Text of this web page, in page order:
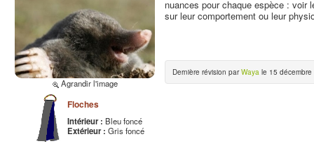
Agrandir l'image
Floches
Intérieur : Bleu foncé
Extérieur : Gris foncé
nuances pour chaque espèce : voir
sur leur comportement ou leur
Dernière révision parWaya le 15 décembre